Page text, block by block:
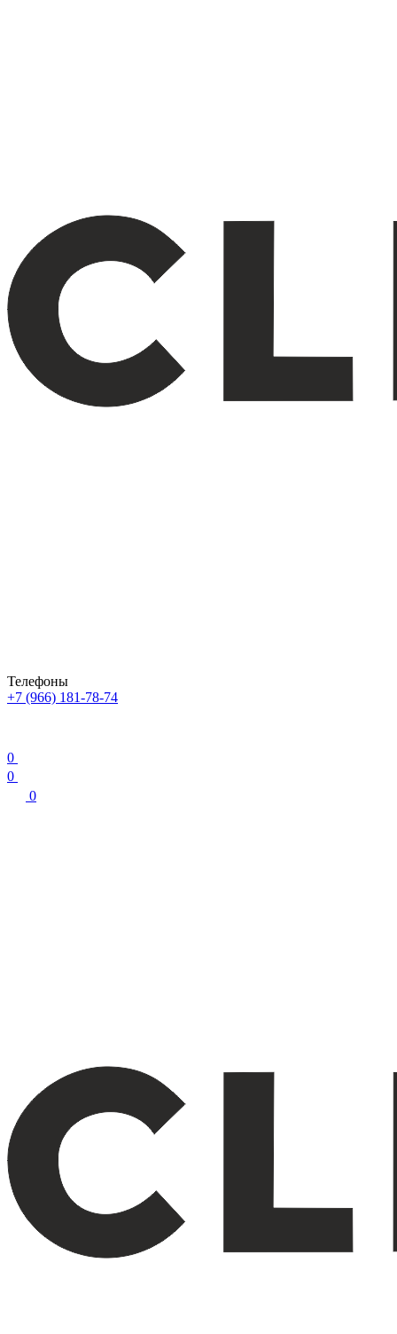
Телефоны
+7 (966) 181-78-74
0
0
0